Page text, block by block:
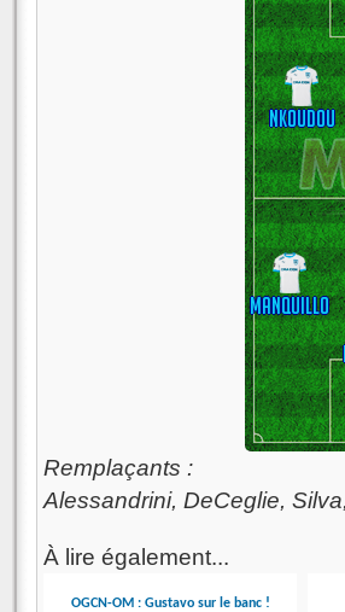
Manquillo
Nkoudou
Remplaçants :
Alessandrini, DeCeglie,
À lire également...
OGCN-OM : Gustavo sur le banc !